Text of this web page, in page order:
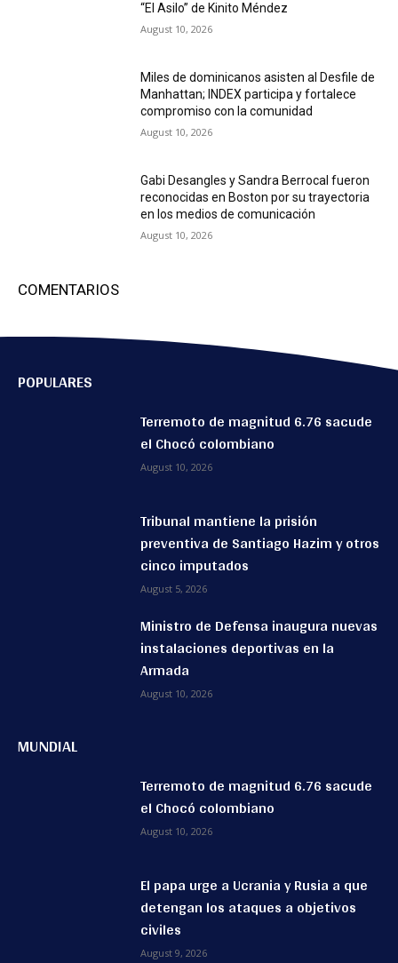
“El Asilo” de Kinito Méndez
August 10, 2026
Miles de dominicanos asisten al Desfile de
Manhattan; INDEX participa y fortalece
compromiso con la comunidad
August 10, 2026
Gabi Desangles y Sandra Berrocal fueron
reconocidas en Boston por su trayectoria
en los medios de comunicación
August 10, 2026
COMENTARIOS
POPULARES
Terremoto de magnitud 6.76 sacude
el Chocó colombiano
August 10, 2026
Tribunal mantiene la prisión
preventiva de Santiago Hazim y otros
cinco imputados
August 5, 2026
Ministro de Defensa inaugura nuevas
instalaciones deportivas en la
Armada
August 10, 2026
MUNDIAL
Terremoto de magnitud 6.76 sacude
el Chocó colombiano
August 10, 2026
El papa urge a Ucrania y Rusia a que
detengan los ataques a objetivos
civiles
August 9, 2026